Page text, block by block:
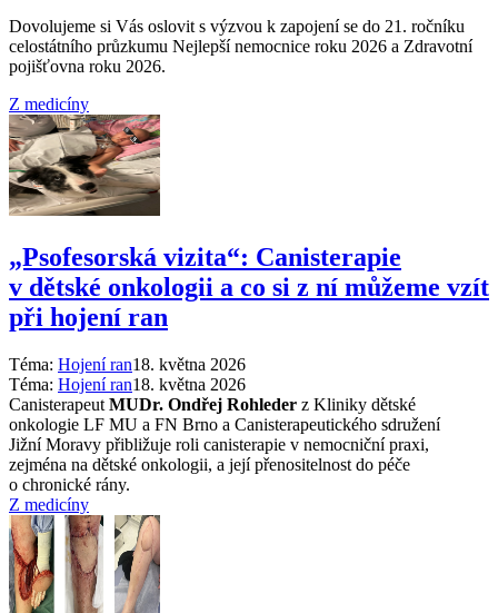
Dovolujeme si Vás oslovit s výzvou k zapojení se do 21. ročníku
celostátního průzkumu Nejlepší nemocnice roku 2026 a Zdravotní
pojišťovna roku 2026.
Z medicíny
„Psofesorská vizita“: Canisterapie
v dětské onkologii a co si z ní můžeme vzít
při hojení ran
Téma: Hojení ran18. května 2026
Téma: Hojení ran18. května 2026
Canisterapeut MUDr. Ondřej Rohleder z Kliniky dětské
onkologie LF MU a FN Brno a Canisterapeutického sdružení
Jižní Moravy přibližuje roli canisterapie v nemocniční praxi,
zejména na dětské onkologii, a její přenositelnost do péče
o chronické rány.
Z medicíny